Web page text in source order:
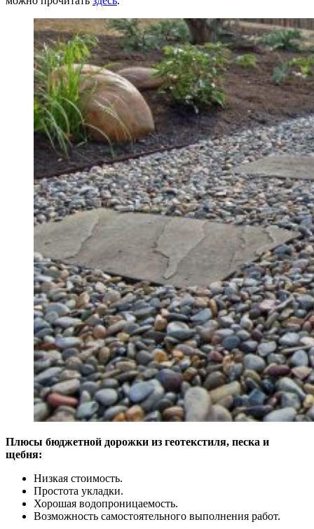
Плюсы бюджетной дорожки из геотекстиля, песка и
щебня:
Низкая стоимость.
Простота укладки.
Хорошая водопроницаемость.
Возможность самостоятельного выполнения работ.